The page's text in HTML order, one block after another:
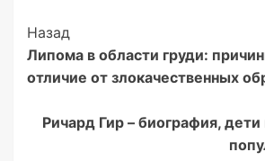
Post
Navigation
Назад
Липома в области груди:
отличие от злокачественных
Ричард Гир – биография,